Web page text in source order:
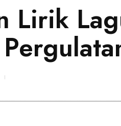
Lirik